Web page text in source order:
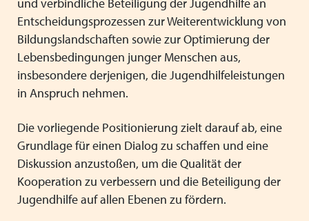
Entscheidungsprozessen zur Weiterentwicklung von
Bildungslandschaften sowie zur Optimierung der
Lebensbedingungen junger Menschen aus,
insbesondere derjenigen, die Jugendhilfeleistungen
in Anspruch nehmen.
Die vorliegende Positionierung zielt darauf ab, eine
Grundlage für einen Dialog zu schaffen und eine
Diskussion anzustoßen, um die Qualität der
Kooperation zu verbessern und die Beteiligung der
Jugendhilfe auf allen Ebenen zu fördern.